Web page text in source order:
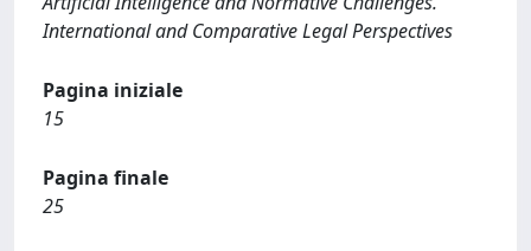
International and Comparative Legal Perspectives
Pagina iniziale
15
Pagina finale
25